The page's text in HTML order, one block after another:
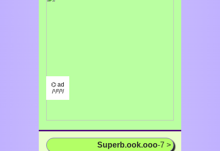
⌬ ad
/¹/²/³/
Superb.ook.ooo-7 >